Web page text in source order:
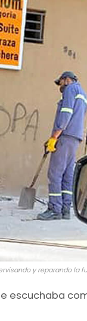
y reparando la
escuchaba